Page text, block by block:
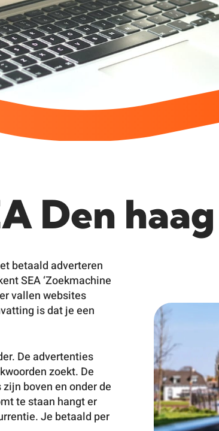
Den haag
betaald adverteren
SEA ‘Zoekmachine
vallen websites
is dat je een
De advertenties
zoekt. De
boven en onder de
te staan hangt er
Je betaald per